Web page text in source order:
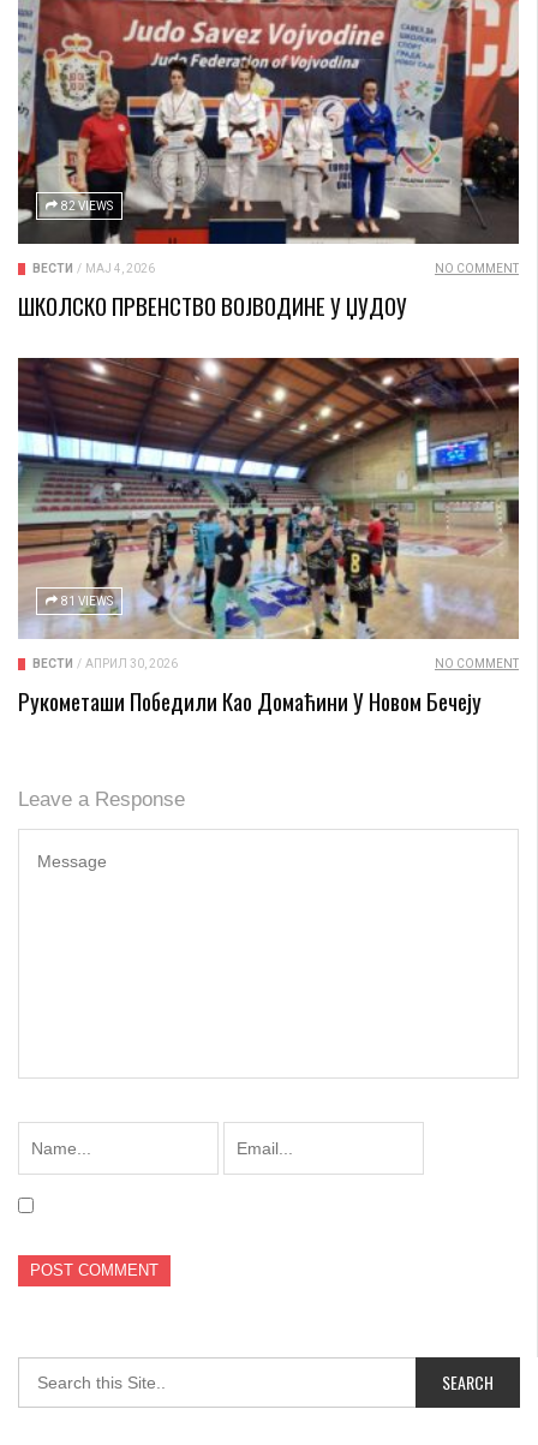
82 VIEWS
ВЕСТИ / МАЈ 4, 2026 NO COMMENT
ШКОЛСКО ПРВЕНСТВО ВОЈВОДИНЕ У ЏУДОУ
81 VIEWS
ВЕСТИ / АПРИЛ 30, 2026 NO COMMENT
Рукометаши Победили Као Домаћини У Новом Бечеју
Leave a Response